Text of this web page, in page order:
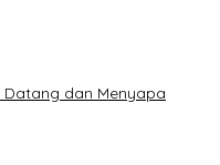
Datang dan Menyapa